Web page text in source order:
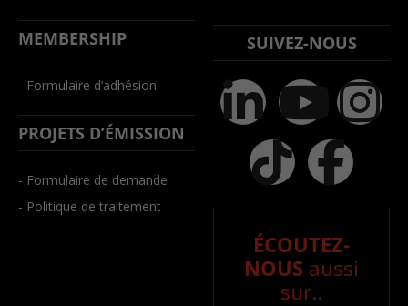
MEMBERSHIP
- Formulaire d’adhésion
PROJETS D’ÉMISSION
- Formulaire de demande
- Politique de traitement
SUIVEZ-NOUS
ÉCOUTEZ-
NOUS aussi
sur..